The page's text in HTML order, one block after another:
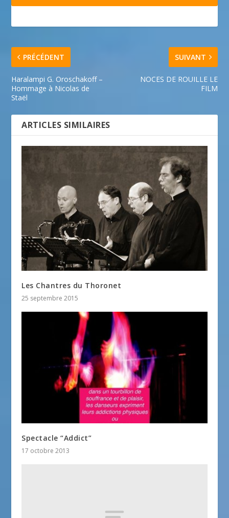
PRÉCÉDENT
Haralampi G. Oroschakoff –
Hommage à Nicolas de
Staël
SUIVANT
NOCES DE ROUILLE LE
FILM
ARTICLES SIMILAIRES
Les Chantres du Thoronet
25 septembre 2015
Spectacle “Addict”
17 octobre 2013